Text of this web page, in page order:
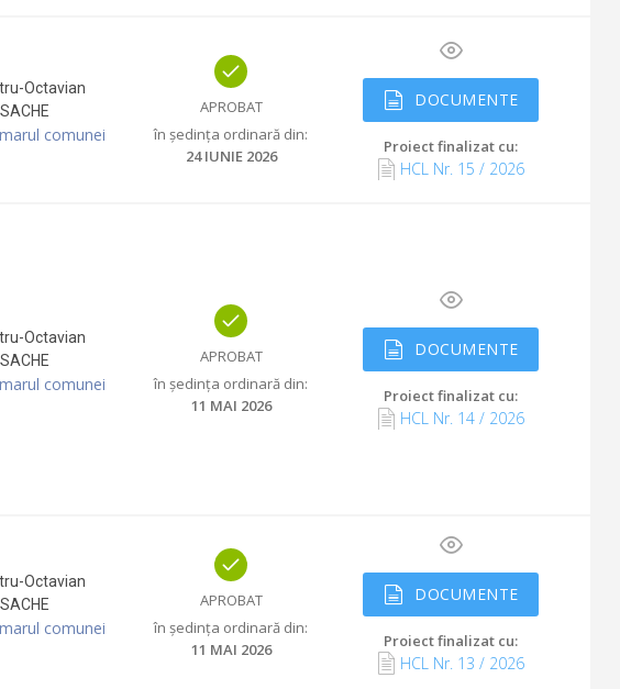
Octavian
comunei
APROBAT
în ședința ordinară din:
24 IUNIE 2026
DOCUMENTE
Proiect finalizat cu:
HCL Nr. 15 / 2026
Octavian
comunei
APROBAT
în ședința ordinară din:
11 MAI 2026
DOCUMENTE
Proiect finalizat cu:
HCL Nr. 14/ 2026
Octavian
comunei
APROBAT
în ședința ordinară din:
11 MAI 2026
DOCUMENTE
Proiect finalizat cu:
HCL Nr. 13 / 2026